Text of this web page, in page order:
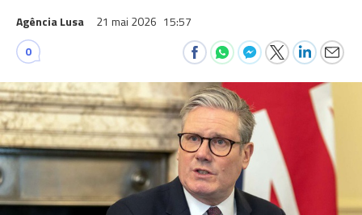
Agência Lusa 21 mai 2026 15:57
0